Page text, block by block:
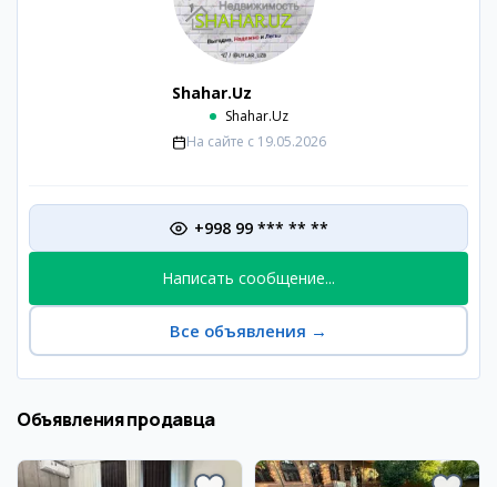
Shahar.Uz
Shahar.Uz
На сайте с 19.05.2026
+998 99 *** ** **
Написать сообщение...
Все объявления →
Объявления продавца